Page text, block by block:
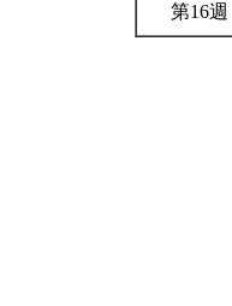
第16週